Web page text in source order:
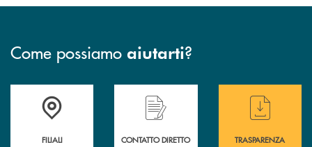
Come possiamo aiutarti?
Trova la filiale più vicina a te
FILIALI
Hai bisogno di assistenza immediata ?
CONTATTO DIRETTO
Hai bisogno di
TRASPARENZA